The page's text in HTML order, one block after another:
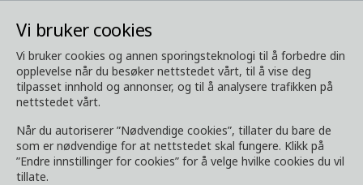
Vi bruker cookies
Vi bruker cookies og annen sporingsteknologi til å forbedre din
opplevelse når du besøker nettstedet vårt, til å vise deg
tilpasset innhold og annonser, og til å analysere trafikken på
nettstedet vårt.
Når du autoriserer ”Nødvendige cookies”, tillater du bare de
som er nødvendige for at nettstedet skal fungere. Klikk på
”Endre innstillinger for cookies” for å velge hvilke cookies du vil
tillate.
Media Last ned media
Last ned media